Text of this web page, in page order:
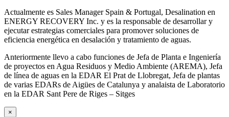
Actualmente es Sales Manager Spain & Portugal, Desalination en
ENERGY RECOVERY Inc. y es la responsable de desarrollar y
ejecutar estrategias comerciales para promover soluciones de
eficiencia energética en desalación y tratamiento de aguas.
Anteriormente llevo a cabo funciones de Jefa de Planta e Ingeniería
de proyectos en Agua Residuos y Medio Ambiente (AREMA), Jefa
de línea de aguas en la EDAR El Prat de Llobregat, Jefa de plantas
de varias EDARs de Aigües de Catalunya y analaista de Laboratorio
en la EDAR Sant Pere de Riges – Sitges
×